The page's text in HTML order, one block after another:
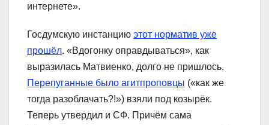
интернете».
Госдумскую инстанцию этот норматив уже
прошёл. «Вдогонку оправдываться», как
выразилась Матвиенко, долго не пришлось.
Перепуганные было агитпроповцы («как же
тогда разоблачать?!») взяли под козырёк.
Теперь утвердил и СФ. Причём сама